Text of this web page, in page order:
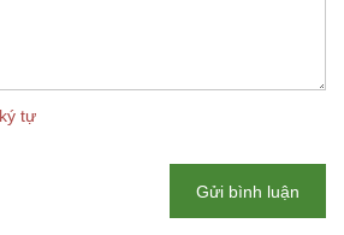
tự
Gửi bình luận